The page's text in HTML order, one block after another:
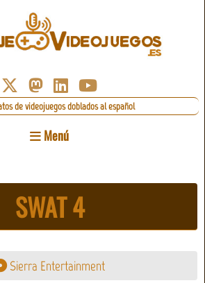
de videojuegos doblados al español
Menú
SWAT 4
Sierra Entertainment